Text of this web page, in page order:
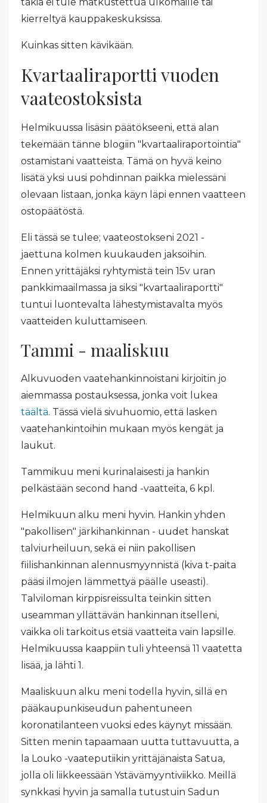
kierreltyä kauppakeskuksissa.
Kuinkas sitten kävikään.
Kvartaaliraportti vuoden
vaateostoksista
Helmikuussa lisäsin päätökseeni, että alan
tekemään tänne blogiin "kvartaaliraportointia"
ostamistani vaatteista. Tämä on hyvä keino
lisätä yksi uusi pohdinnan paikka mielessäni
olevaan listaan, jonka käyn läpi ennen vaatteen
ostopäätöstä.
Eli tässä se tulee; vaateostokseni 2021 -
jaettuna kolmen kuukauden jaksoihin.
Ennen yrittäjäksi ryhtymistä tein 15v uran
pankkimaailmassa ja siksi "kvartaaliraportti"
tuntui luontevalta lähestymistavalta myös
vaatteiden kuluttamiseen.
Tammi - maaliskuu
Alkuvuoden vaatehankinnoistani kirjoitin jo
aiemmassa postauksessa, jonka voit lukea
täältä. Tässä vielä sivuhuomio, että lasken
vaatehankintoihin mukaan myös kengät ja
laukut.
Tammikuu meni kurinalaisesti ja hankin
pelkästään second hand -vaatteita, 6 kpl.
Helmikuun alku meni hyvin. Hankin yhden
"pakollisen" järkihankinnan - uudet hanskat
talviurheiluun, sekä ei niin pakollisen
fiilishankinnan alennusmyynnistä (kiva t-paita
pääsi ilmojen lämmettyä päälle useasti).
Talviloman kirppisreissulta teinkin sitten
useamman yllättävän hankinnan itselleni,
vaikka oli tarkoitus etsiä vaatteita vain lapsille.
Helmikuussa kaappiin tuli yhteensä 11 vaatetta
lisää, ja lähti 1.
Maaliskuun alku meni todella hyvin, sillä en
pääkaupunkiseudun pahentuneen
koronatilanteen vuoksi edes käynyt missään.
Sitten menin tapaamaan uutta tuttavuutta, a
la Louko -vaateputiikin yrittäjänaista Satua,
jolla oli liikkeessään Ystävämyyntiviikko. Meillä
synkkasi hyvin ja samalla tutustuin Sadun